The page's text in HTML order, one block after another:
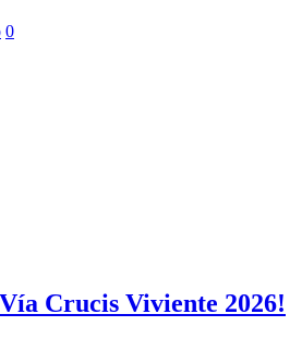
0
Crucis Viviente 2026!